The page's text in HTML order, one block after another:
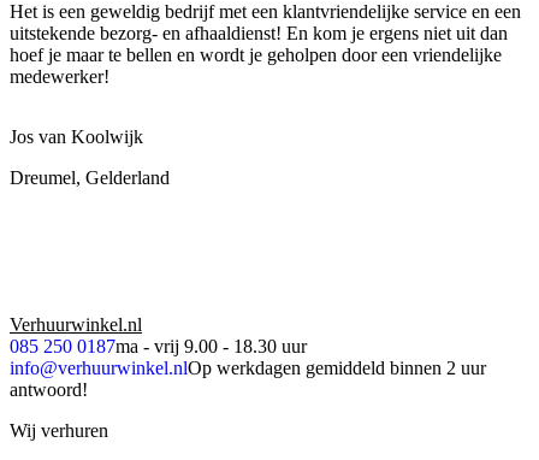
Het is een geweldig bedrijf met een klantvriendelijke service en een
uitstekende bezorg- en afhaaldienst! En kom je ergens niet uit dan
hoef je maar te bellen en wordt je geholpen door een vriendelijke
medewerker!
Jos van Koolwijk
Dreumel, Gelderland
Verhuurwinkel.nl
085 250 0187ma - vrij 9.00 - 18.30 uur
info@verhuurwinkel.nlOp werkdagen gemiddeld binnen 2 uur
antwoord!
Wij verhuren